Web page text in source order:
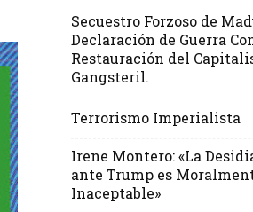
Secuestro Forzoso de
Declaración de Guerra
Restauración del
Gangsteril.
Terrorismo Imperialista
Irene Montero: «La
ante Trump es
Inaceptable»